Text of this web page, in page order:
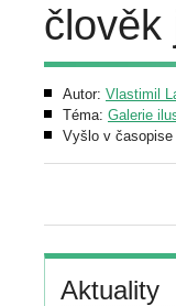
člověk
Autor: Vlastimil
Téma: Galerie
Vyšlo v časopise
Aktuality